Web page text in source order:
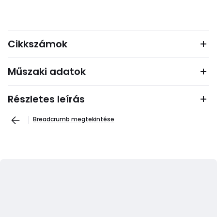
Cikkszámok
Műszaki adatok
Részletes leírás
Breadcrumb megtekintése